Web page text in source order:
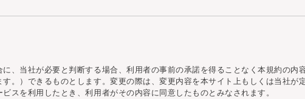
、当社が必要と判断する場合、利用者の事前の承諾を得ることなく本規約の内
す。）できるものとします。変更の際は、変更内容を本サイト上もしくは当社が
スを利用したとき、利用者がその内容に同意したものとみなされます。